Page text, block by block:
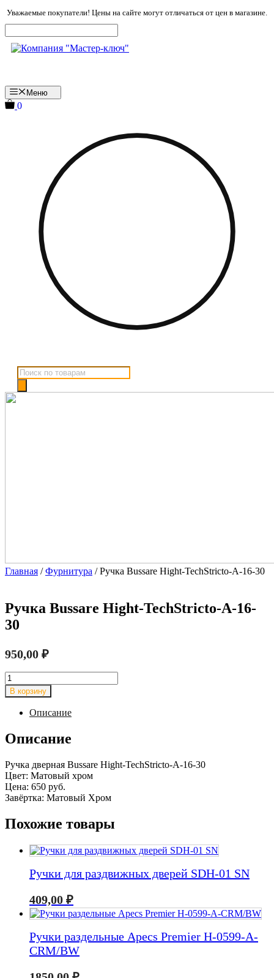
Перейти
к
содержимому
Уважаемые покупатели! Цены на сайте могут отличаться от цен в магазине.
Меню
0
Поиск
товаров
Главная /Фурнитура / Ручка Bussare Hight-TechStricto-A-16-30
Ручка Bussare Hight-TechStricto-A-16-
30
950,00 ₽
Количество
товара
Ручка
Bussare
TechStricto-
A-
30
В корзину
Описание
Описание
Ручка дверная Bussare Hight-TechStricto-A-16-30
Цвет: Матовый хром
Цена: 650 руб.
Завёртка: Матовый Хром
Похожие товары
Ручки для раздвижных дверей SDH-01 SN
409,00 ₽
Ручки раздельные Apecs Premier H-0599-A-
CRM/BW